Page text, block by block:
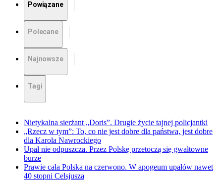
Powiązane
Polecane
Najnowsze
Tagi
Nietykalna sierżant „Doris”. Drugie życie tajnej policjantki
„Rzecz w tym”: To, co nie jest dobre dla państwa, jest dobre
dla Karola Nawrockiego
Upał nie odpuszcza. Przez Polskę przetoczą się gwałtowne
burze
Prawie cała Polska na czerwono. W apogeum upałów nawet
40 stopni Celsjusza